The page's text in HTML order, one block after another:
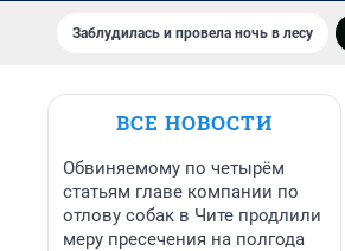
Заблудилась и провела ночь в лесу
ВСЕ НОВОСТИ
Обвиняемому по четырём
статьям главе компании по
отлову собак в Чите продлили
меру пресечения на полгода